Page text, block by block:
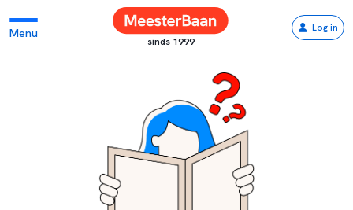
Menu
sinds 1999
Log in